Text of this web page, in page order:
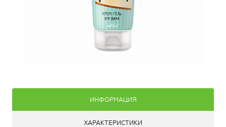
ИНФОРМАЦИЯ
ХАРАКТЕРИСТИКИ